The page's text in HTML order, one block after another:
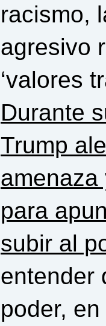
racismo,
agresivo
‘valores
Durante
Trump
para
subir al
entender
poder,